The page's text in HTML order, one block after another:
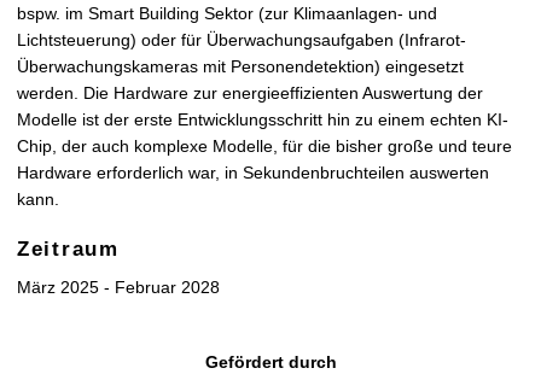
bspw. im Smart Building Sektor (zur Klimaanlagen- und
Lichtsteuerung) oder für Überwachungsaufgaben (Infrarot-
Überwachungskameras mit Personendetektion) eingesetzt
werden. Die Hardware zur energieeffizienten Auswertung der
Modelle ist der erste Entwicklungsschritt hin zu einem echten KI-
Chip, der auch komplexe Modelle, für die bisher große und teure
Hardware erforderlich war, in Sekundenbruchteilen auswerten
kann.
Zeitraum
März 2025 - Februar 2028
Gefördert durch